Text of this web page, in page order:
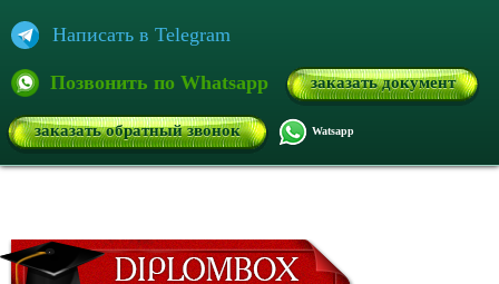
Написать в Telegram
Позвонить по Whatsapp заказать документ
заказать обратный звонок Watsapp